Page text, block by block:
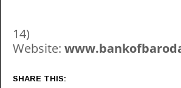
Website:
SHARE THIS: